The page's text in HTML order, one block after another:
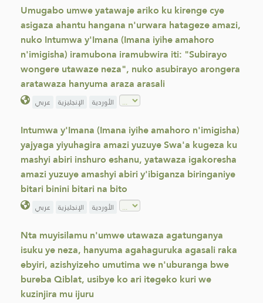
Umugabo umwe yatawaje ariko ku kirenge cye
asigaza ahantu hangana n'urwara hatageze amazi,
nuko Intumwa y'Imana (Imana iyihe amahoro
n'imigisha) iramubona iramubwira iti: "Subirayo
wongere utawaze neza", nuko asubirayo arongera
aratawaza hanyuma araza arasali
عربي الإنجليزية الأوردية
Intumwa y'Imana (Imana iyihe amahoro n'imigisha)
yajyaga yiyuhagira amazi yuzuye Swa'a kugeza ku
mashyi abiri inshuro eshanu, yatawaza igakoresha
amazi yuzuye amashyi abiri y'ibiganza biringaniye
bitari binini bitari na bito
عربي الإنجليزية الأوردية
Nta muyisilamu n'umwe utawaza agatunganya
isuku ye neza, hanyuma agahaguruka agasali raka
ebyiri, azishyizeho umutima we n'uburanga bwe
bureba Qiblat, usibye ko ari itegeko kuri we
kuzinjira mu ijuru